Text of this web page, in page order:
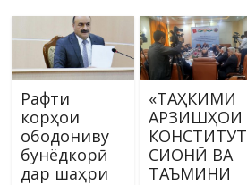
Рафти
корҳои
ободониву
бунёдкорӣ
дар шаҳри
«ТАҲКИМИ
АРЗИШҲОИ
КОНСТИТУТ
СИОНӢ ВА
ТАЪМИНИ